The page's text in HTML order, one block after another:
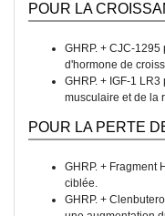
POUR LA
GHRP. + CJC-
d'hormone de
GHRP. + IGF-1
musculaire et de la
POUR LA PERTE
GHRP. + Fragment
ciblée.
GHRP. +